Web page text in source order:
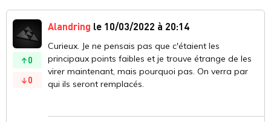
0
0
Alandring le 10/03/2022 à 20:14
Curieux. Je ne pensais pas que c'étaient les
principaux points faibles et je trouve étrange de les
virer maintenant, mais pourquoi pas. On verra par
qui ils seront remplacés.